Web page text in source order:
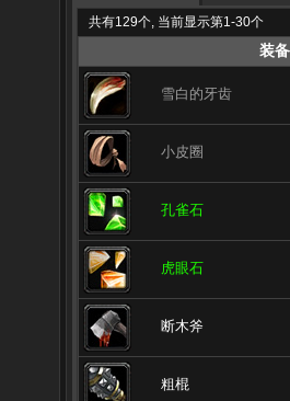
共有129个, 当前显示第1-30个
装备
雪白的牙齿
小皮圈
孔雀石
虎眼石
断木斧
粗棍